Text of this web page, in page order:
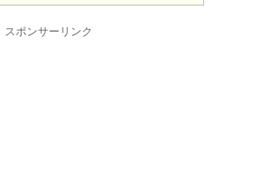
スポンサーリンク